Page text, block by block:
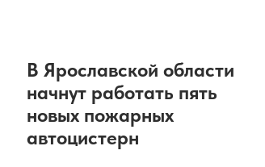
В Ярославской области
начнут работать пять
новых пожарных
автоцистерн